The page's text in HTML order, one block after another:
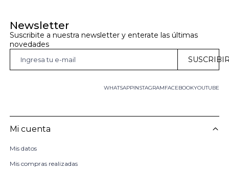
Newsletter
Suscribite a nuestra newsletter y enterate las últimas
novedades
WHATSAPP FACEBOOKYOUTUBE
INSTAGRAM
Mi cuenta
Mis datos
Mis compras realizadas